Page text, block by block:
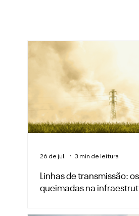
Linhas de transmissão:
queimadas na
26 de jul. 3 min de leitura